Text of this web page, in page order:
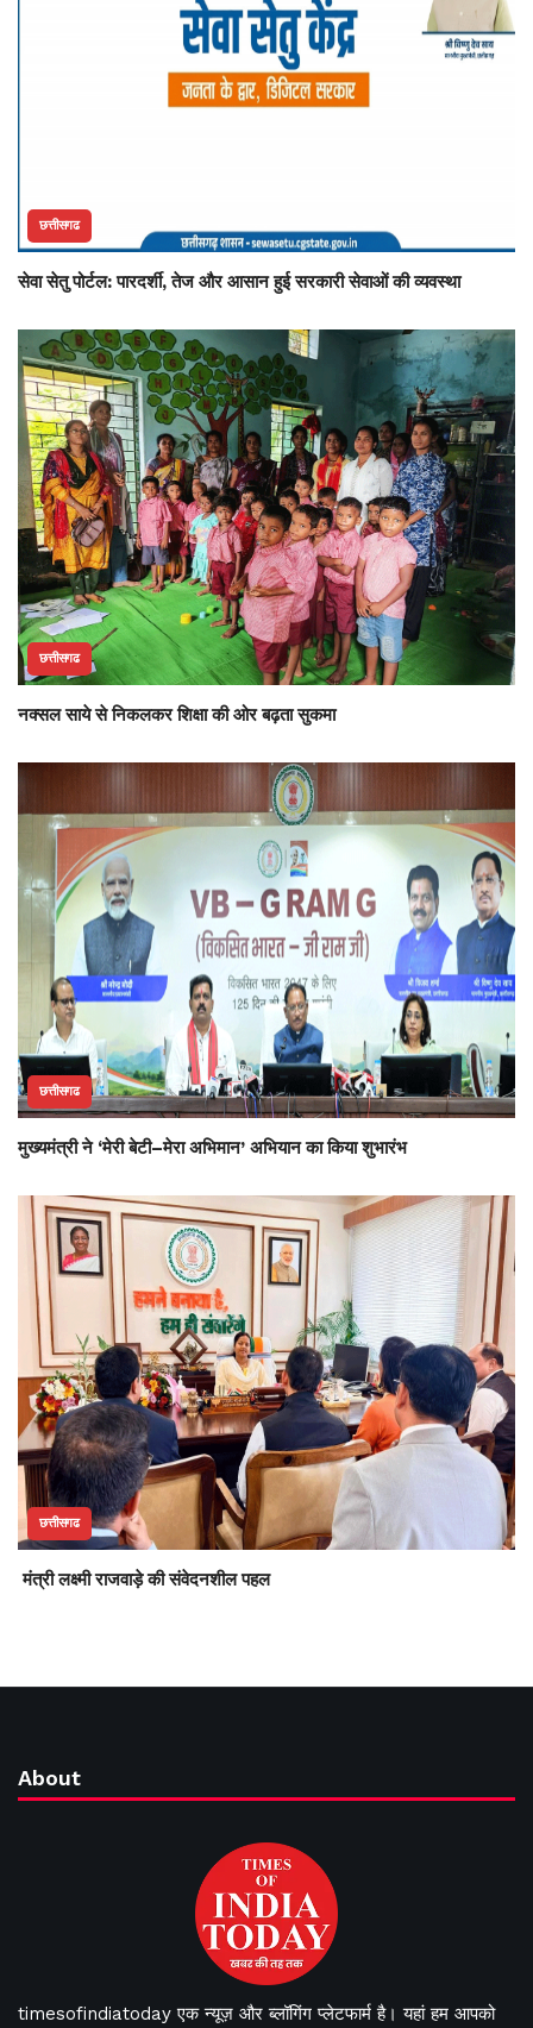
छत्तीसगढ
सेवा सेतु पोर्टल: पारदर्शी, तेज और आसान हुई सरकारी सेवाओं की व्यवस्था
छत्तीसगढ
नक्सल साये से निकलकर शिक्षा की ओर बढ़ता सुकमा
छत्तीसगढ
मुख्यमंत्री ने ‘मेरी बेटी–मेरा अभिमान’ अभियान का किया शुभारंभ
छत्तीसगढ
मंत्री लक्ष्मी राजवाड़े की संवेदनशील पहल
About
timesofindiatoday एक न्यूज़ और ब्लॉगिंग प्लेटफार्म है। यहां हम आपको